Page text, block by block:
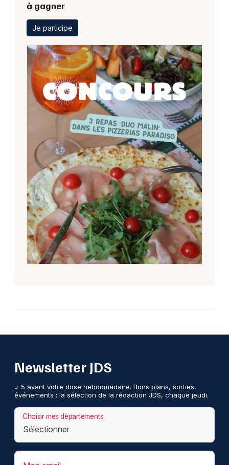
à gagner
Je participe
Newsletter JDS
J-5 avant votre dose hebdomadaire. Bons plans, sorties,
événements : la sélection de la rédaction JDS, chaque jeudi.
Choisir mes départements